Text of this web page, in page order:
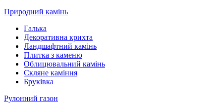
Природний камінь
Галька
Декоративна крихта
Ландшафтний камінь
Плитка з каменю
Облицювальний камінь
Скляне каміння
Бруківка
Рулонний газон